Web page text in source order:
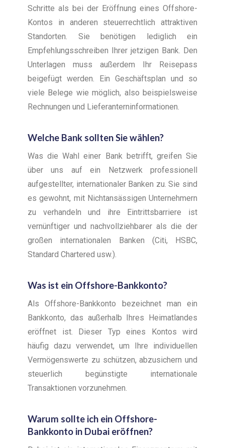
Schritte als bei der Eröffnung eines Offshore-
Kontos in anderen steuerrechtlich attraktiven
Standorten. Sie benötigen lediglich ein
Empfehlungsschreiben Ihrer jetzigen Bank. Den
Unterlagen muss außerdem Ihr Reisepass
beigefügt werden. Ein Geschäftsplan und so
viele Belege wie möglich, also beispielsweise
Rechnungen und Lieferanterninformationen.
Welche Bank sollten Sie wählen?
Was die Wahl einer Bank betrifft, greifen Sie
über uns auf ein Netzwerk professionell
aufgestellter, internationaler Banken zu. Sie sind
es gewohnt, mit Nichtansässigen Unternehmern
zu verhandeln und ihre Eintrittsbarriere ist
vernünftiger und nachvollziehbarer als die der
großen internationalen Banken (Citi, HSBC,
Standard Chartered usw.).
Was ist ein Offshore-Bankkonto?
Als Offshore-Bankkonto bezeichnet man ein
Bankkonto, das außerhalb Ihres Heimatlandes
eröffnet ist. Dieser Typ eines Kontos wird
häufig dazu verwendet, um Ihre individuellen
Vermögenswerte zu schützen, abzusichern und
steuerlich begünstigte internationale
Transaktionen vorzunehmen.
Warum sollte ich ein Offshore-
Bankkonto in Dubai eröffnen?